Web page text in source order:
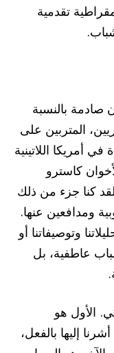
تقدمية
صادمة بالنسبة
المتربين على
في أمريكا اللاتينية
كاسترو
كنا جزء من ذلك
ومدافعين عنها.
وتوصيفاتنا أو
عاطفية، بل
الأول هو
إليها بالفعل،